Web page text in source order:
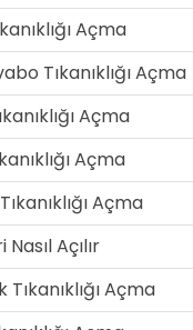
Açma
Tıkanıklığı Açma
Açma
Açma
Açma
Açılır
Açma